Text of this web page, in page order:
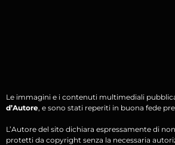
Le immagini e i contenuti multimediali
d’Autore, e sono stati reperiti in buona fede
L’Autore del sito dichiara espressamente di
protetti da copyright senza la necessaria